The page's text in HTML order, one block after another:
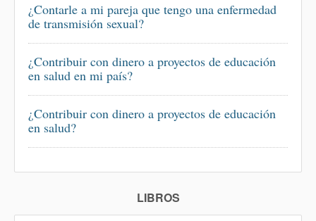
¿Contarle a mi pareja que tengo una enfermedad
de transmisión sexual?
¿Contribuir con dinero a proyectos de educación
en salud en mi país?
¿Contribuir con dinero a proyectos de educación
en salud?
LIBROS